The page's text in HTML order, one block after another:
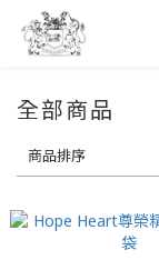
全部商品
商品排序